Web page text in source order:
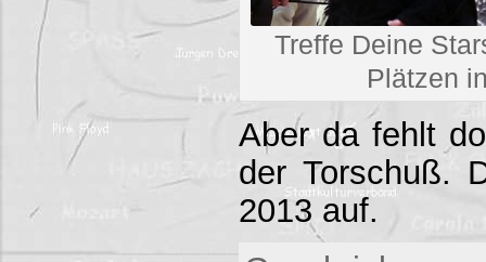
Treffe Deine
Plätzen
Aber da fehlt
der Torschuß.
2013 auf.